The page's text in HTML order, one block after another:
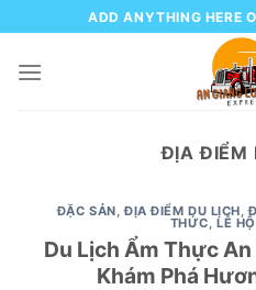
to
content
ADD ANYTHING HERE
ĐỊA ĐIỂM
ĐẶC SẢN,ĐỊA ĐIỂM DU LỊCH,
THỨC, LỄ
Du Lịch Ẩm Thực
Khám Phá